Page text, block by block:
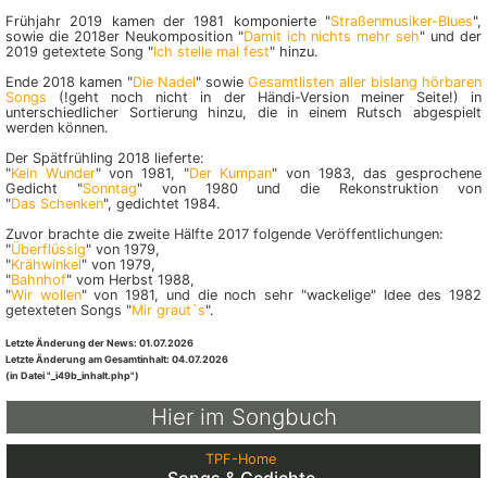
Frühjahr 2019 kamen der 1981 komponierte "Straßen­musiker-­Blues",
sowie die 2018er Neukomposition "Damit ich nichts mehr seh" und der
2019 getextete Song "Ich stelle mal fest" hinzu.
Ende 2018 kamen "Die Nadel" sowieGesamtlisten aller bislang hörbaren
Songs (!geht noch nicht in der Händi-Version meiner Seite!) in
unterschiedlicher Sortierung hinzu, die in einem Rutsch abgespielt
werden können.
Der Spätfrühling 2018 lieferte:
"Kein Wunder" von 1981, "Der Kumpan" von 1983, das gesprochene
Gedicht "Sonntag" von 1980 und die Rekonstruktion von
"Das Schenken", gedichtet 1984.
Zuvor brachte die zweite Hälfte 2017 folgende Veröffentlichungen:
"Überflüssig" von 1979,
"Krähwinkel" von 1979,
"Bahnhof" vom Herbst 1988,
"Wir wollen" von 1981, und die noch sehr "wackelige" Idee des 1982
getexteten Songs "Mir graut`s".
Letzte Änderung der News: 01.07.2026
Letzte Änderung am Gesamtinhalt: 04.07.2026
(in Datei "_i49b_inhalt.php")
Hier im Songbuch
TPF-Home